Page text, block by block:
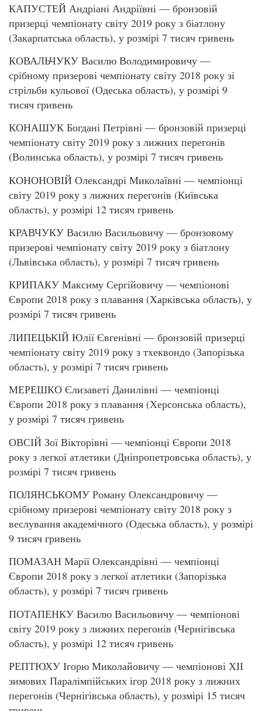
КАПУСТЕЙ Андріані Андріївні — бронзовій
призерці чемпіонату світу 2019 року з біатлону
(Закарпатська область), у розмірі 7 тисяч гривень
КОВАЛЬЧУКУ Василю Володимировичу —
срібному призерові чемпіонату світу 2018 року зі
стрільби кульової (Одеська область), у розмірі 9
тисяч гривень
КОНАШУК Богдані Петрівні — бронзовій призерці
чемпіонату світу 2019 року з лижних перегонів
(Волинська область), у розмірі 7 тисяч гривень
КОНОНОВІЙ Олександрі Миколаївні — чемпіонці
світу 2019 року з лижних перегонів (Київська
область), у розмірі 12 тисяч гривень
КРАВЧУКУ Василю Васильовичу — бронзовому
призерові чемпіонату світу 2019 року з біатлону
(Львівська область), у розмірі 7 тисяч гривень
КРИПАКУ Максиму Сергійовичу — чемпіонові
Європи 2018 року з плавання (Харківська область), у
розмірі 7 тисяч гривень
ЛИПЕЦЬКІЙ Юлії Євгенівні — бронзовій призерці
чемпіонату світу 2019 року з тхеквондо (Запорізька
область), у розмірі 7 тисяч гривень
МЕРЕШКО Єлизаветі Данилівні — чемпіонці
Європи 2018 року з плавання (Херсонська область),
у розмірі 7 тисяч гривень
ОВСІЙ Зої Вікторівні — чемпіонці Європи 2018
року з легкої атлетики (Дніпропетровська область), у
розмірі 7 тисяч гривень
ПОЛЯНСЬКОМУ Роману Олександровичу —
срібному призерові чемпіонату світу 2018 року з
веслування академічного (Одеська область), у розмірі
9 тисяч гривень
ПОМАЗАН Марії Олександрівні — чемпіонці
Європи 2018 року з легкої атлетики (Запорізька
область), у розмірі 7 тисяч гривень
ПОТАПЕНКУ Василю Васильовичу — чемпіонові
світу 2019 року з лижних перегонів (Чернігівська
область), у розмірі 12 тисяч гривень
РЕПТЮХУ Ігорю Миколайовичу — чемпіонові ХІІ
зимових Паралімпійських ігор 2018 року з лижних
перегонів (Чернігівська область), у розмірі 15 тисяч